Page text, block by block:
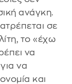
ανάγκη.
σε
το «έχω
να
να
και